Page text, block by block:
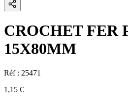
CROCHET FER
15X80MM
Réf : 25471
1,15 €